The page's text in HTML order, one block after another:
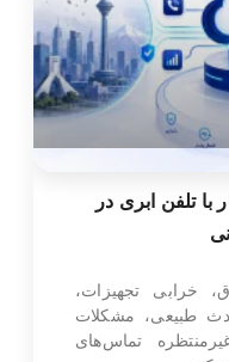
تلفن ابری در
خرابی تجهیزات،
طبیعی، مشکلات
تماس‌های